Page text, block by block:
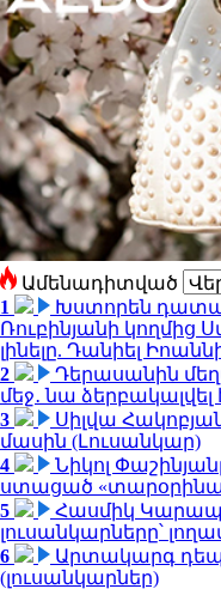
Ամենադիտված
1
Խստորեն
Ռուբինյանի կողմից
լինելը. Դանիել
2
Դերասանին
մեջ․ նա ձերբակալվել
3
Սիլվա
մասին (Լուսանկար)
4
Նիկոլ
ստացած
5
Հասմիկ
լուսանկարները՝
6
Արտակարգ
(լուսանկարներ)